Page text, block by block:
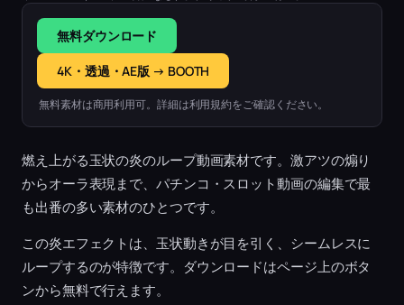
無料ダウンロード
4K・透過・AE版 → BOOTH
無料素材は商用利用可。詳細は利用規約をご確認ください。
燃え上がる玉状の炎のループ動画素材です。激アツの煽り
からオーラ表現まで、パチンコ・スロット動画の編集で最
も出番の多い素材のひとつです。
この炎エフェクトは、玉状動きが目を引く、シームレスに
ループするのが特徴です。ダウンロードはページ上のボタ
ンから無料で行えます。